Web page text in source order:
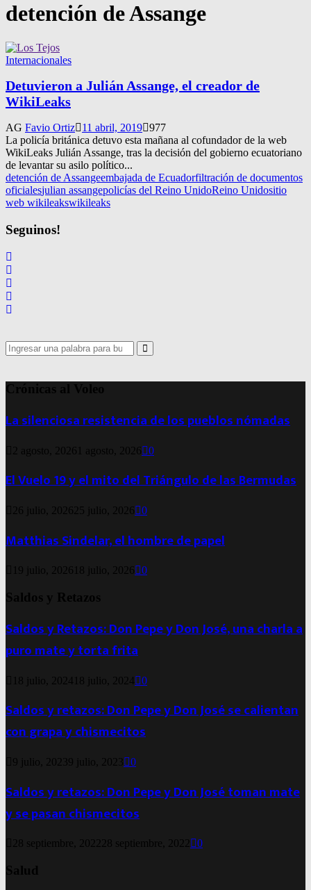
detención de Assange
Internacionales
Detuvieron a Julián Assange, el creador de
WikiLeaks
AG Favio Ortiz 11 abril, 2019 977
La policía británica detuvo esta mañana al cofundador de la web
WikiLeaks Julián Assange, tras la decisión del gobierno ecuatoriano
de levantar su asilo político...
detención de Assangeembajada de Ecuadorfiltración de documentos
oficialesjulian assangepolicías del Reino UnidoReino Unidositio
web wikileakswikileaks
Seguinos!
Search
for:
Search
Crónicas al Voleo
La silenciosa resistencia de los pueblos nómadas
2 agosto, 2026 1 agosto, 2026 0
El Vuelo 19 y el mito del Triángulo de las Bermudas
26 julio, 2026 25 julio, 2026 0
Matthias Sindelar, el hombre de papel
19 julio, 2026 18 julio, 2026 0
Saldos y Retazos
Saldos y Retazos: Don Pepe y Don José, una charla a
puro mate y torta frita
18 julio, 2024 18 julio, 2024 0
Saldos y retazos: Don Pepe y Don José se calientan
con grapa y chismecitos
9 julio, 20239 julio, 2023 0
Saldos y retazos: Don Pepe y Don José toman mate
y se pasan chismecitos
28 septiembre, 202228 septiembre, 2022 0
Salud